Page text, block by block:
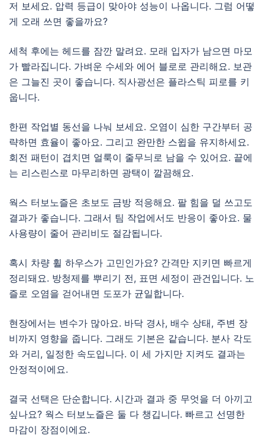
저 보세요. 압력 등급이 맞아야 성능이 나옵니다. 그럼 어떻
게 오래 쓰면 좋을까요?
세척 후에는 헤드를 잠깐 말려요. 모래 입자가 남으면 마모
가 빨라집니다. 가벼운 수세와 에어 블로로 관리해요. 보관
은 그늘진 곳이 좋습니다. 직사광선은 플라스틱 피로를 키
웁니다.
한편 작업별 동선을 나눠 보세요. 오염이 심한 구간부터 공
략하면 효율이 좋아요. 그리고 완만한 스윕을 유지하세요.
회전 패턴이 겹치면 얼룩이 줄무늬로 남을 수 있어요. 끝에
는 리스린스로 마무리하면 광택이 깔끔해요.
웍스 터보노즐은 초보도 금방 적응해요. 팔 힘을 덜 쓰고도
결과가 좋습니다. 그래서 팀 작업에서도 반응이 좋아요. 물
사용량이 줄어 관리비도 절감됩니다.
혹시 차량 휠 하우스가 고민인가요? 간격만 지키면 빠르게
정리돼요. 방청제를 뿌리기 전, 표면 세정이 관건입니다. 노
즐로 오염을 걷어내면 도포가 균일합니다.
현장에서는 변수가 많아요. 바닥 경사, 배수 상태, 주변 장
비까지 영향을 줍니다. 그래도 기본은 같습니다. 분사 각도
와 거리, 일정한 속도입니다. 이 세 가지만 지켜도 결과는
안정적이에요.
결국 선택은 단순합니다. 시간과 결과 중 무엇을 더 아끼고
싶나요? 웍스 터보노즐은 둘 다 챙깁니다. 빠르고 선명한
마감이 장점이에요.